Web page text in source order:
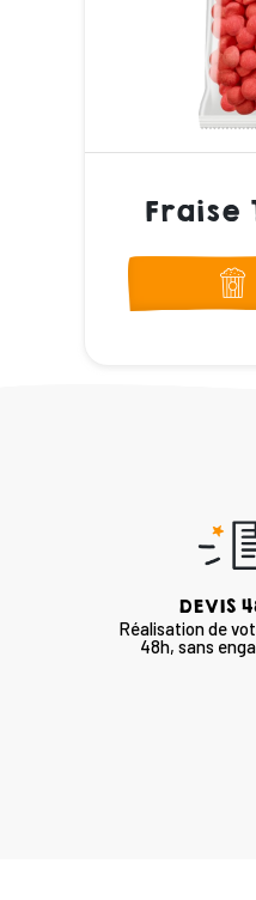
Fraise
DEVIS
Réalisation de
48h, sans